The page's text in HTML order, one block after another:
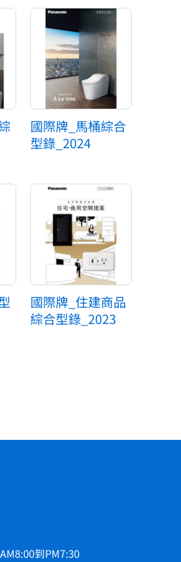
國際牌_馬桶綜合
型錄_2024
國際牌_住建商品
綜合型錄_2023
到PM7:30